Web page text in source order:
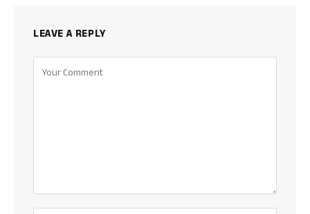
LEAVE A REPLY